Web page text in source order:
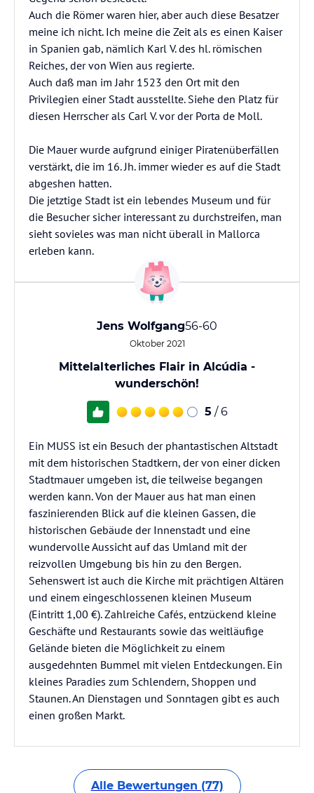
Auch die Römer waren hier, aber auch diese Besatzer
meine ich nicht. Ich meine die Zeit als es einen Kaiser
in Spanien gab, nämlich Karl V. des hl. römischen
Reiches, der von Wien aus regierte.
Auch daß man im Jahr 1523 den Ort mit den
Privilegien einer Stadt ausstellte. Siehe den Platz für
diesen Herrscher als Carl V. vor der Porta de Moll.
Die Mauer wurde aufgrund einiger Piratenüberfällen
verstärkt, die im 16. Jh. immer wieder es auf die Stadt
abgeshen hatten.
Die jetztige Stadt ist ein lebendes Museum und für
die Besucher sicher interessant zu durchstreifen, man
sieht sovieles was man nicht überall in Mallorca
erleben kann.
Jens Wolfgang56-60
Oktober 2021
Mittelalterliches Flair in Alcúdia -
wunderschön!
5 / 6
Ein MUSS ist ein Besuch der phantastischen Altstadt
mit dem historischen Stadtkern, der von einer dicken
Stadtmauer umgeben ist, die teilweise begangen
werden kann. Von der Mauer aus hat man einen
faszinierenden Blick auf die kleinen Gassen, die
historischen Gebäude der Innenstadt und eine
wundervolle Aussicht auf das Umland mit der
reizvollen Umgebung bis hin zu den Bergen.
Sehenswert ist auch die Kirche mit prächtigen Altären
und einem eingeschlossenen kleinen Museum
(Eintritt 1,00 €). Zahlreiche Cafés, entzückend kleine
Geschäfte und Restaurants sowie das weitläufige
Gelände bieten die Möglichkeit zu einem
ausgedehnten Bummel mit vielen Entdeckungen. Ein
kleines Paradies zum Schlendern, Shoppen und
Staunen. An Dienstagen und Sonntagen gibt es auch
einen großen Markt.
Alle Bewertungen (77)